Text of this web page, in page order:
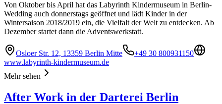
Von Oktober bis April hat das Labyrinth Kindermuseum in Berlin-
Wedding auch donnerstags geöffnet und lädt Kinder in der
Wintersaison 2018/2019 ein, die Vielfalt der Welt zu entdecken. Ab
Dezember startet dann die Adventswerkstatt.
Osloer Str. 12, 13359 Berlin Mitte
+49 30 800931150
www.labyrinth-kindermuseum.de
Mehr sehen
After Work in der Darterei Berlin